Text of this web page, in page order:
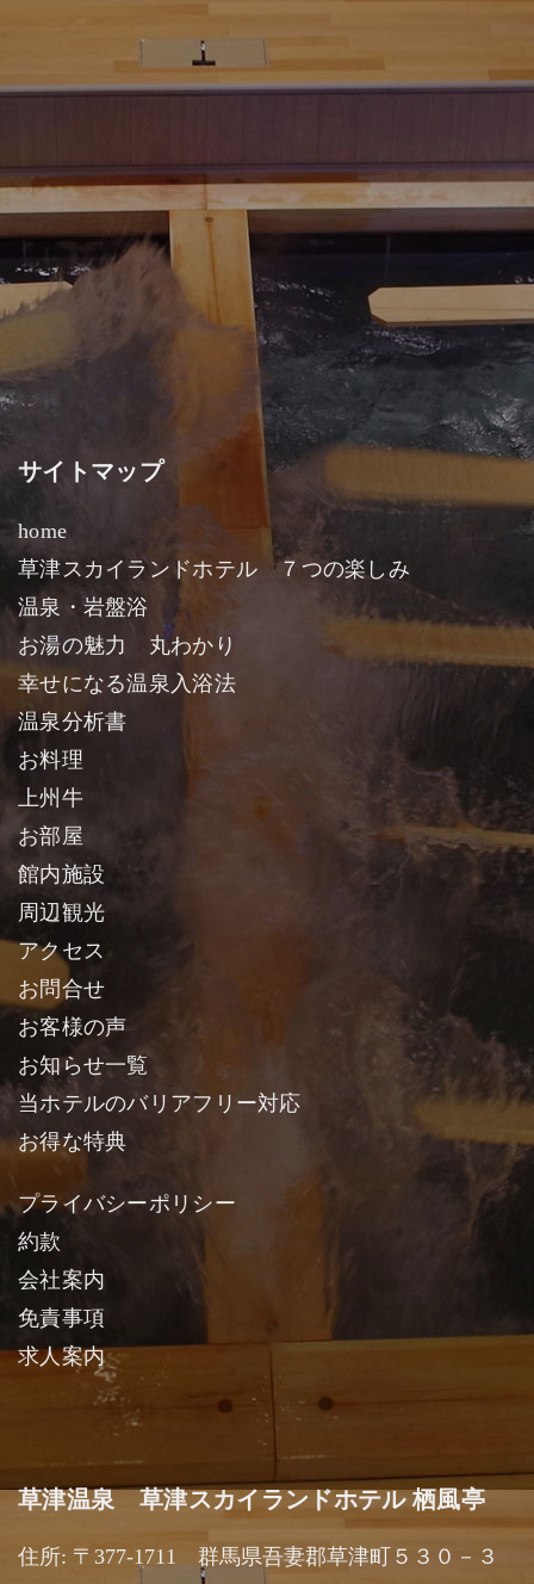
サイトマップ
home
草津スカイランドホテル ７つの楽しみ
温泉・岩盤浴
お湯の魅力 丸わかり
幸せになる温泉入浴法
温泉分析書
お料理
上州牛
お部屋
館内施設
周辺観光
アクセス
お問合せ
お客様の声
お知らせ一覧
当ホテルのバリアフリー対応
お得な特典
プライバシーポリシー
約款
会社案内
免責事項
求人案内
草津温泉 草津スカイランドホテル 栖風亭
住所: 〒377-1711 群馬県吾妻郡草津町５３０－３